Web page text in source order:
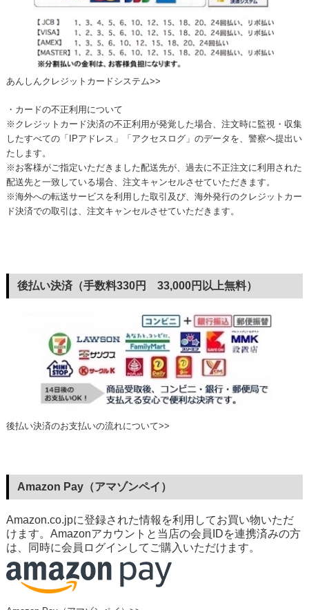
あんしんクレジットカードシステム>>
・カードの不正利用について
※クレジットカード決済の不正利用が発覚した場合、注文時に監視・収集
したすべての「IPアドレス」「アクセスログ」のデータを、警察へ提出い
たします。
※お客様がご指定いただきました配送先が、過去に不正注文に利用された
配送先と一致している場合、注文キャンセルさせていただきます。
※海外への転送サービスを利用した取引及び、海外発行のクレジットカー
ド決済での取引は、注文キャンセルさせていただきます。
後払い決済（手数料330円 33,000円以上無料）
後払い決済のお支払いの流れについて>>
Amazon Pay（アマゾンペイ）
Amazon.co.jpに登録された情報を利用してお買い物いただ
けます。Amazonアカウントと当店の会員IDを連携済みの方
は、同時に会員ログインしてご購入いただけます。